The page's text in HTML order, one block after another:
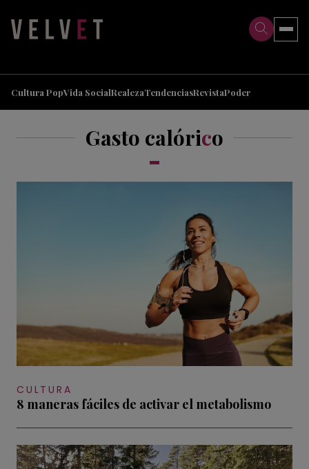
Cultura PopVida SocialRealezaTendenciasRevistaPoder
Gasto calórico
CULTURA
8 maneras fáciles de activar el metabolismo